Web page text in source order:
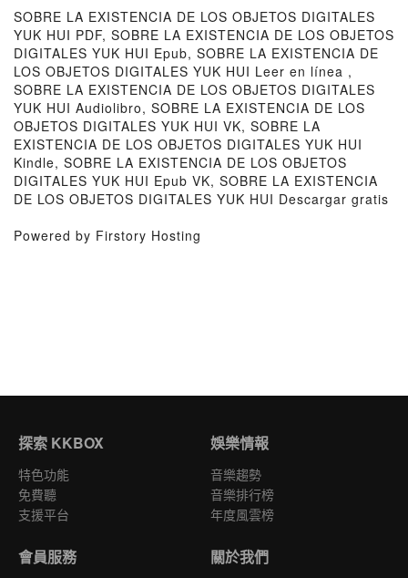
SOBRE LA EXISTENCIA DE LOS OBJETOS DIGITALES
YUK HUI PDF, SOBRE LA EXISTENCIA DE LOS OBJETOS
DIGITALES YUK HUI Epub, SOBRE LA EXISTENCIA DE
LOS OBJETOS DIGITALES YUK HUI Leer en línea ,
SOBRE LA EXISTENCIA DE LOS OBJETOS DIGITALES
YUK HUI Audiolibro, SOBRE LA EXISTENCIA DE LOS
OBJETOS DIGITALES YUK HUI VK, SOBRE LA
EXISTENCIA DE LOS OBJETOS DIGITALES YUK HUI
Kindle, SOBRE LA EXISTENCIA DE LOS OBJETOS
DIGITALES YUK HUI Epub VK, SOBRE LA EXISTENCIA
DE LOS OBJETOS DIGITALES YUK HUI Descargar gratis
Powered by Firstory Hosting
探索 KKBOX
特色功能
免費聽
支援平台
娛樂情報
音樂趨勢
音樂排行榜
年度風雲榜
會員服務 關於我們